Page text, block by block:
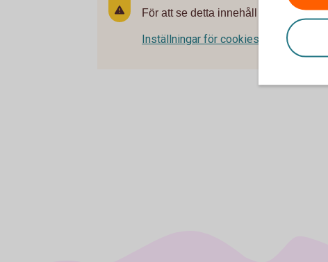
För att se detta innehåll behöver du
Inställningar för cookies